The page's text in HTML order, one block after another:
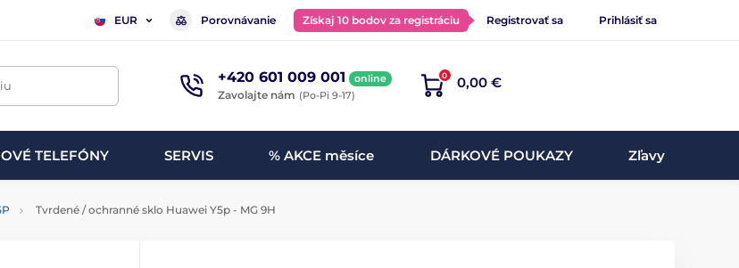
EUR Porovnávanie Získaj 10 bodov za registráciu Registrovať sa Prihlásiť sa
+420 601 009 001 online
Zavolajte nám (Po-Pi 9-17)
0 0,00 €
TELEFÓNY SERVIS % AKCE měsíce DÁRKOVÉ POUKAZY Zľavy
Tvrdené / ochranné sklo Huawei Y5p - MG 9H